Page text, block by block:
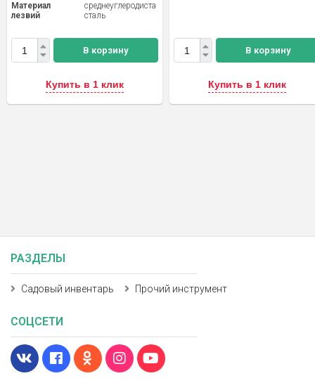
Материал
лезвий
среднеуглеродистая
сталь
В корзину
Купить в 1 клик
В корзину
Купить в 1 клик
РАЗДЕЛЫ
Садовый инвентарь Прочий инструмент
СОЦСЕТИ